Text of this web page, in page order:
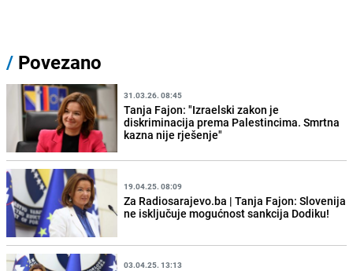
/ Povezano
31.03.26. 08:45
Tanja Fajon: "Izraelski zakon je
diskriminacija prema Palestincima. Smrtna
kazna nije rješenje"
19.04.25. 08:09
Za Radiosarajevo.ba | Tanja Fajon: Slovenija
ne isključuje mogućnost sankcija Dodiku!
03.04.25. 13:13